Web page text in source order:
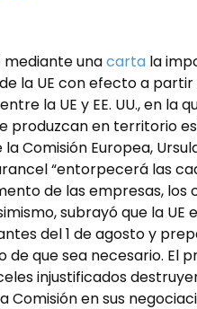
mediante unacartala
la UE con efecto a partir
la UE y EE. UU., en la
produzcan en territorio
Comisión Europea,
“entorpecerá las
de las empresas, los
subrayó que la UE
del 1 de agosto y
que sea necesario. El
injustificados
en sus